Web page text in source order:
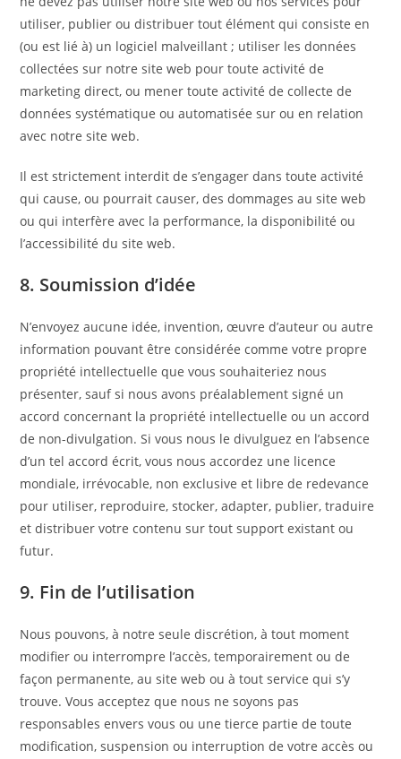
utiliser, publier ou distribuer tout élément qui consiste en
(ou est lié à) un logiciel malveillant ; utiliser les données
collectées sur notre site web pour toute activité de
marketing direct, ou mener toute activité de collecte de
données systématique ou automatisée sur ou en relation
avec notre site web.
Il est strictement interdit de s’engager dans toute activité
qui cause, ou pourrait causer, des dommages au site web
ou qui interfère avec la performance, la disponibilité ou
l’accessibilité du site web.
8. Soumission d’idée
N’envoyez aucune idée, invention, œuvre d’auteur ou autre
information pouvant être considérée comme votre propre
propriété intellectuelle que vous souhaiteriez nous
présenter, sauf si nous avons préalablement signé un
accord concernant la propriété intellectuelle ou un accord
de non-divulgation. Si vous nous le divulguez en l’absence
d’un tel accord écrit, vous nous accordez une licence
mondiale, irrévocable, non exclusive et libre de redevance
pour utiliser, reproduire, stocker, adapter, publier, traduire
et distribuer votre contenu sur tout support existant ou
futur.
9. Fin de l’utilisation
Nous pouvons, à notre seule discrétion, à tout moment
modifier ou interrompre l’accès, temporairement ou de
façon permanente, au site web ou à tout service qui s’y
trouve. Vous acceptez que nous ne soyons pas
responsables envers vous ou une tierce partie de toute
modification, suspension ou interruption de votre accès ou